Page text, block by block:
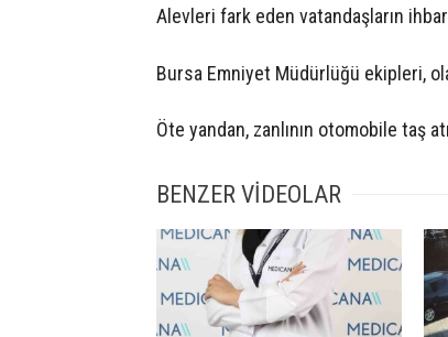
Alevleri fark eden vatandaşların
Bursa Emniyet Müdürlüğü ekipleri,
Öte yandan, zanlının otomobile taş
BENZER VİDEOLAR